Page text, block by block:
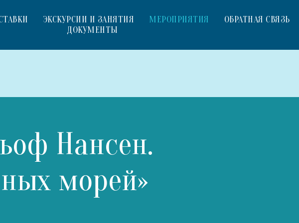
ЭКСКУРСИИ И ЗАНЯТИЯ МЕРОПРИЯТИЯ
ОБРАТНАЯ СВЯЗЬ
ДОКУМЕНТЫ
Нансен.
морей»